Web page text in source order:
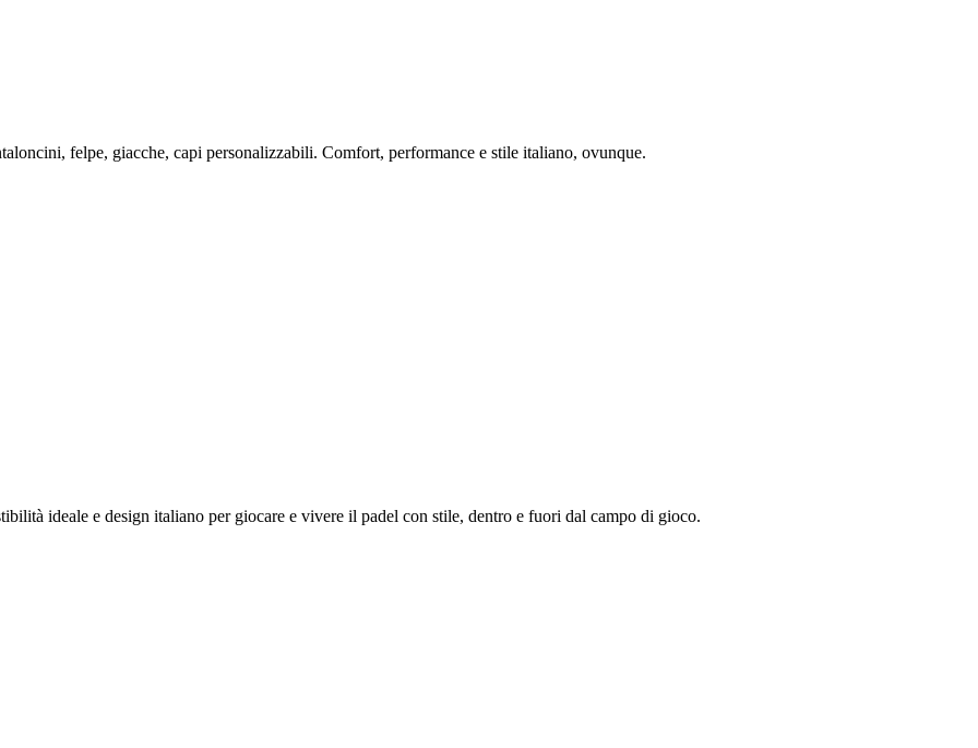
felpe, giacche, capi personalizzabili. Comfort, performance e stile italiano, ovunque.
ideale e design italiano per giocare e vivere il padel con stile, dentro e fuori dal campo di gioco.